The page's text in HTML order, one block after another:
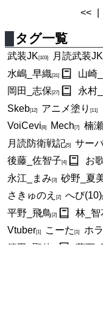
<<
タグ一覧
武装JK[103] 月読武装JK
水嶋_早織[31] 山崎
岡田_志保[27] 永村
Skeb[12] アニメ塗り[11]
VoiCevi [8] Mech[7] 楠瀬
月読防衛戦記[5] サー
後藤_佐智子 [4] お
永江_まみ[3] 砂野_夏
さきゅのえ [2] へび(10)
平野_飛鳥[2] 林_智
Vtuber[1] こーた[1] ホ
篠田_聖佳 葛西_